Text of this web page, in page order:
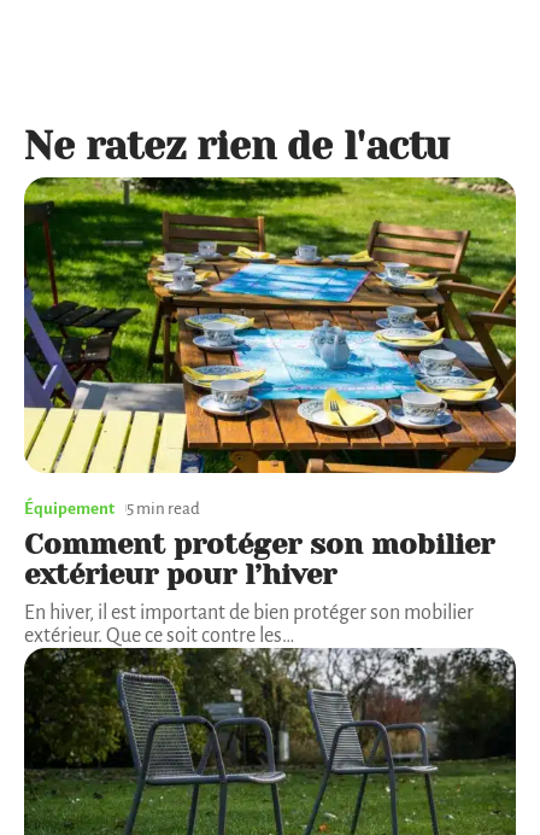
Ne ratez rien de l'actu
Équipement 5 min read
Comment protéger son mobilier
extérieur pour l’hiver
En hiver, il est important de bien protéger son mobilier
extérieur. Que ce soit contre les…